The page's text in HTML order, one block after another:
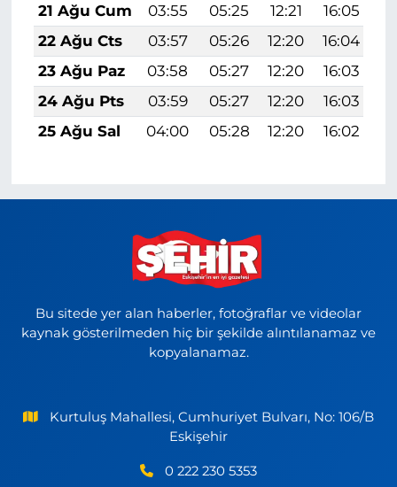
21 Ağu Cum
03:55 05:25 12:21 16:05
22 Ağu Cts
03:57 05:26 12:20 16:04
23 Ağu Paz
03:58 05:27 12:20 16:03
24 Ağu Pts
03:59 05:27 12:20 16:03
25 Ağu Sal
04:00 05:28 12:20 16:02
Bu sitede yer alan haberler, fotoğraflar ve videolar
kaynak gösterilmeden hiç bir şekilde alıntılanamaz ve
kopyalanamaz.
Kurtuluş Mahallesi, Cumhuriyet Bulvarı, No: 106/B
Eskişehir
0 222 230 5353